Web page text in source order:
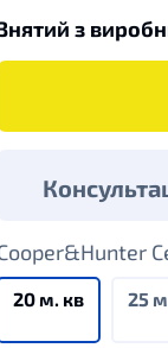
з
20 м. кв 25